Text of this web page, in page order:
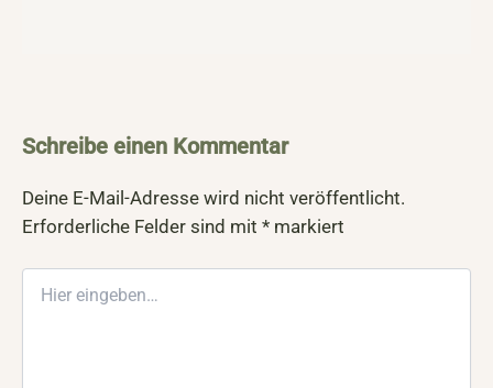
Schreibe einen Kommentar
Deine E-Mail-Adresse wird nicht veröffentlicht.
Erforderliche Felder sind mit * markiert
eingeben…